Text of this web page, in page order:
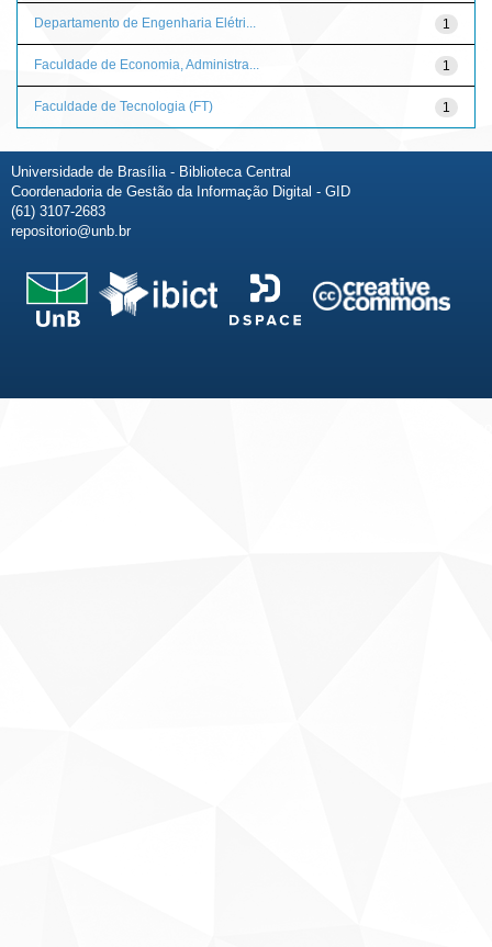
1
Departamento de Engenharia Elétri...
1
Faculdade de Economia, Administra...
1
Faculdade de Tecnologia (FT)
Universidade de Brasília - Biblioteca Central
Coordenadoria de Gestão da Informação Digital - GID
(61) 3107-2683
repositorio@unb.br